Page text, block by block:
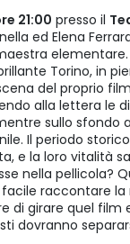
21:00 presso il
ed Elena
Torino, in
del proprio
alla lettera le
sullo
Il periodo
e la loro vitalità
nella pellicola?
raccontare
di girare quel film
dovranno